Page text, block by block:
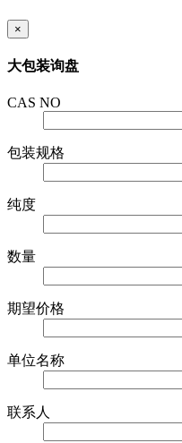
×
大包装询盘
CAS NO
包装规格
纯度
数量
期望价格
单位名称
联系人